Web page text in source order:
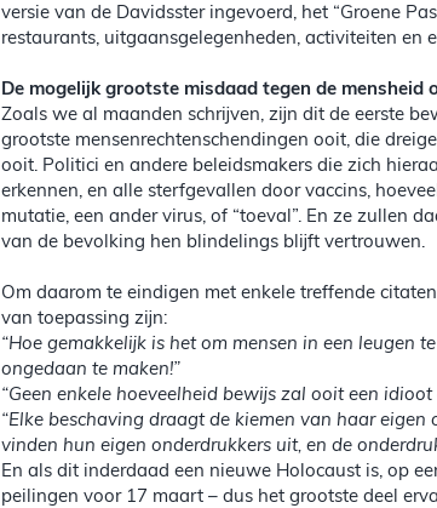
versie van de Davidsster ingevoerd, het “Groene
restaurants, uitgaansgelegenheden, activiteiten en
De mogelijk grootste misdaad tegen de mensheid
Zoals we al maanden schrijven, zijn dit de eerste
grootste mensenrechtenschendingen ooit, die
ooit. Politici en andere beleidsmakers die zich
erkennen, en alle sterfgevallen door vaccins,
mutatie, een ander virus, of “toeval”. En ze zullen
van de bevolking hen blindelings blijft vertrouwen.
Om daarom te eindigen met enkele treffende
van toepassing zijn:
“Hoe gemakkelijk is het om mensen in een leugen
ongedaan te maken!”
“Geen enkele hoeveelheid bewijs zal ooit een idioot
“Elke beschaving draagt de kiemen van haar
vinden hun eigen onderdrukkers uit, en de
En als dit inderdaad een nieuwe Holocaust is, op
peilingen voor 17 maart – dus het grootste deel